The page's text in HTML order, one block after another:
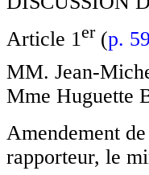
Article 1er(p.
MM. Jean-
Mme Huguette
Amendement
rapporteur, le